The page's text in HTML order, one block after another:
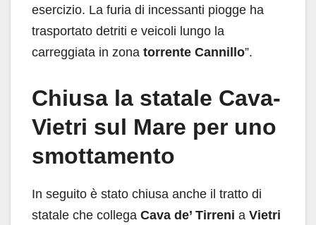
esercizio. La furia di incessanti piogge ha
trasportato detriti e veicoli lungo la
carreggiata in zona torrente Cannillo”.
Chiusa la statale Cava-
Vietri sul Mare per uno
smottamento
In seguito è stato chiusa anche il tratto di
statale che collega Cava de’ Tirreni a Vietri